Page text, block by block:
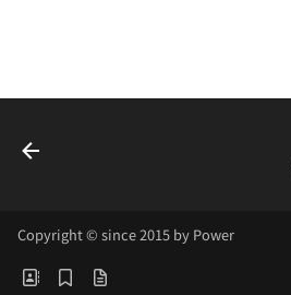
Copyright © since 2015 by Power